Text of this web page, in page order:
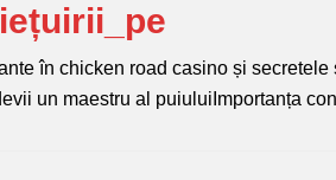
în chicken road casino și
un maestru al puiuluiImportanța